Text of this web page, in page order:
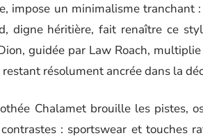
impose un minimalisme tranchant
digne héritière, fait renaître ce
guidée par Law Roach,
résolument ancrée dans la
Chalamet brouille les pistes,
: sportswear et touches